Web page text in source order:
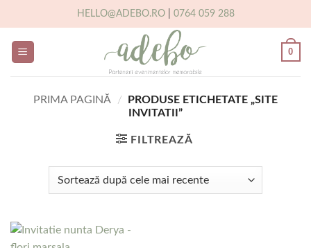
content
HELLO@ADEBO.RO| 0764 059 288
0
PRIMA PAGINĂ /
PRODUSE ETICHETATE „SITE
INVITATII”
FILTREAZĂ